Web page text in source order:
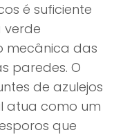
é suficiente
mecânica das
paredes. O
de azulejos
atua como um
que